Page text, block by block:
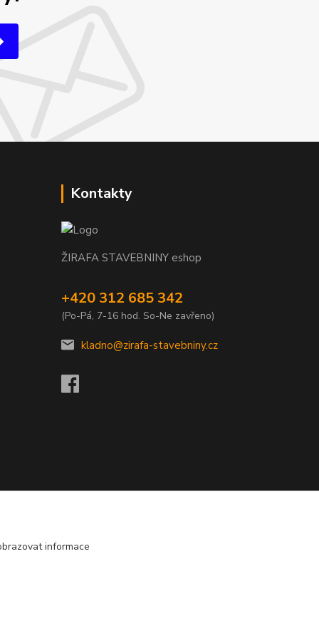
Kontakty
ŽIRAFA STAVEBNINY eshop
+420 312 685 342
(Po-Pá, 7-16 hod. So-Ne zavřeno)
kladno@zirafa-stavebniny.cz
informace